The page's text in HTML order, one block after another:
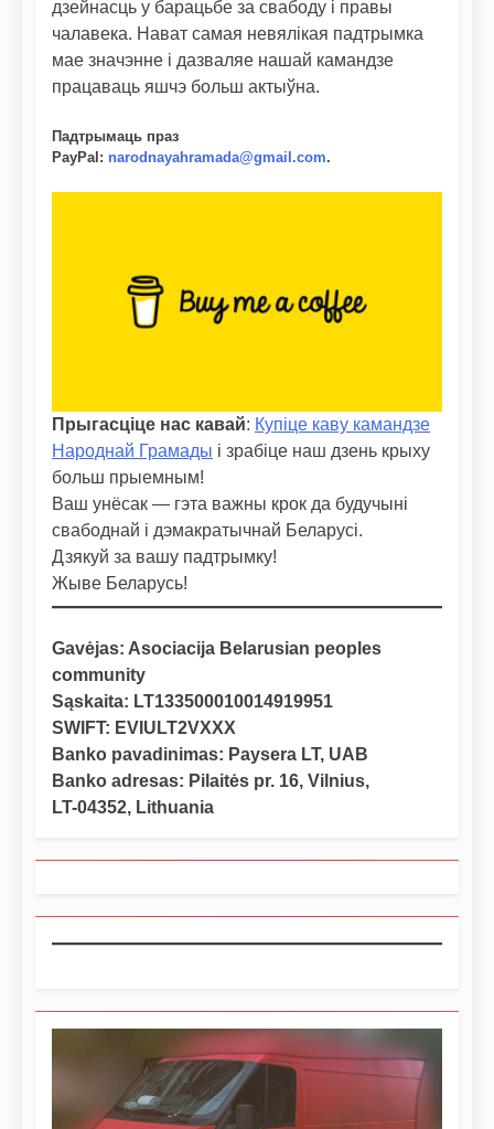
дзейнасць у барацьбе за свабоду і правы
чалавека. Нават самая невялікая падтрымка
мае значэнне і дазваляе нашай камандзе
працаваць яшчэ больш актыўна.
Падтрымаць праз
PayPal: narodnayahramada@gmail.com.
Прыгасціце нас кавай: Купіце каву камандзе
Народнай Грамады і зрабіце наш дзень крыху
больш прыемным!
Ваш унёсак — гэта важны крок да будучыні
свабоднай і дэмакратычнай Беларусі.
Дзякуй за вашу падтрымку!
Жыве Беларусь!
Gavėjas: Asociacija Belarusian peoples
community
Sąskaita: LT133500010014919951
SWIFT: EVIULT2VXXX
Banko pavadinimas: Paysera LT, UAB
Banko adresas: Pilaitės pr. 16, Vilnius,
LT-04352, Lithuania